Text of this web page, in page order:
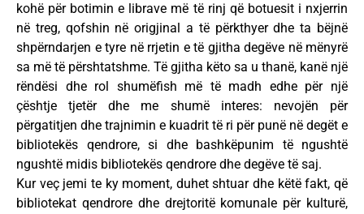
kohë për botimin e librave më të rinj që botuesit i nxjerrin
në treg, qofshin në origjinal a të përkthyer dhe ta bëjnë
shpërndarjen e tyre në rrjetin e të gjitha degëve në mënyrë
sa më të përshtatshme. Të gjitha këto sa u thanë, kanë një
rëndësi dhe rol shumëfish më të madh edhe për një
çështje tjetër dhe me shumë interes: nevojën për
përgatitjen dhe trajnimin e kuadrit të ri për punë në degët e
bibliotekës qendrore, si dhe bashkëpunim të ngushtë
ngushtë midis bibliotekës qendrore dhe degëve të saj.
Kur veç jemi te ky moment, duhet shtuar dhe këtë fakt, që
bibliotekat qendrore dhe drejtoritë komunale për kulturë,